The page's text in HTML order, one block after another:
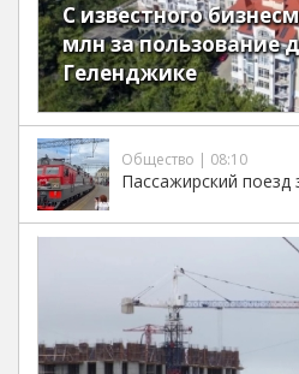
С известного
млн за пользование
Геленджике
Общество | 08:10
Пассажирский